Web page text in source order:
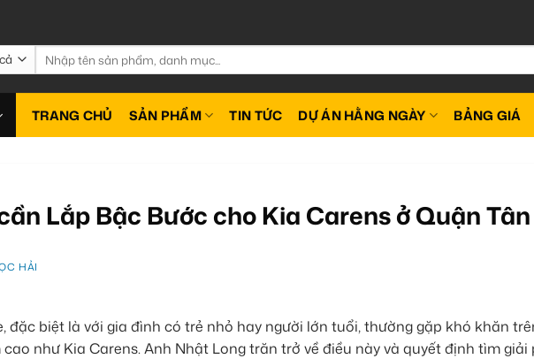
Tìm
kiếm:
TRANG CHỦ SẢN PHẨM TIN TỨC DỰ ÁN HẰNG NGÀY BẢNG GIÁ
Lắp Bậc Bước cho Kia Carens ở Quận
HẢI
đặc biệt là với gia đình có trẻ nhỏ hay người lớn tuổi, thường gặp khó khăn
cao như Kia Carens. Anh Nhật Long trăn trở về điều này và quyết định tìm giải